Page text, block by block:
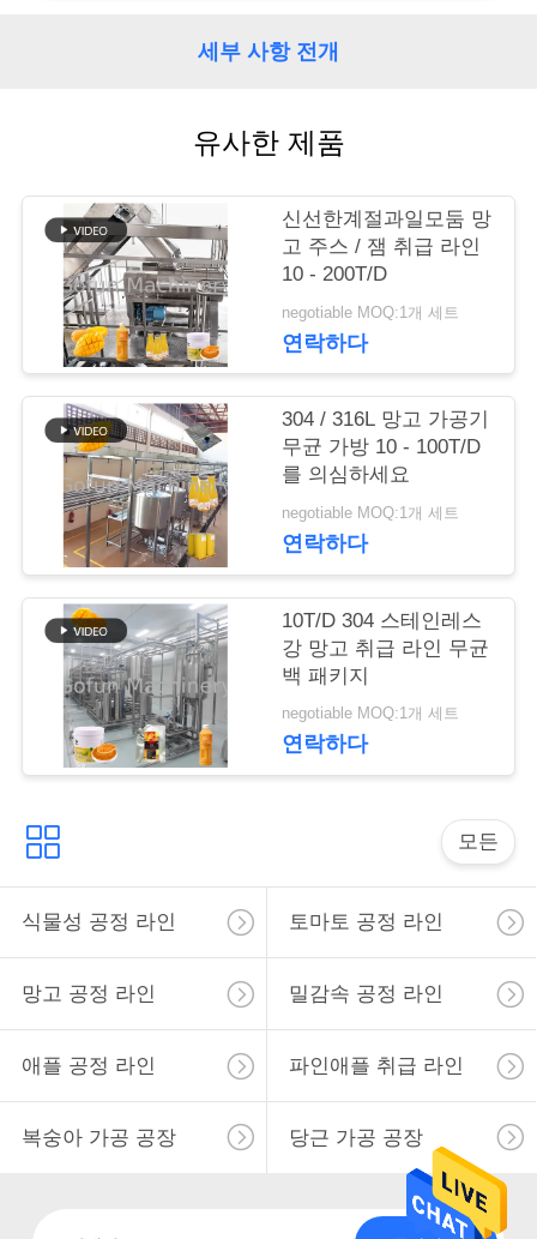
행
관
락
주
스
경
인
용
문
세부 사항 전개
유사한 제품
신선한계절과일모둠 망
고 주스 / 잼 취급 라인
10 - 200T/D
negotiable MOQ:1개 세트
연락하다
304 / 316L 망고 가공기
무균 가방 10 - 100T/D
를 의심하세요
negotiable MOQ:1개 세트
연락하다
10T/D 304 스테인레스
강 망고 취급 라인 무균
백 패키지
negotiable MOQ:1개 세트
연락하다
모든
식물성 공정 라인 토마토 공정 라인
망고 공정 라인 밀감속 공정 라인
애플 공정 라인 파인애플 취급 라인
복숭아 가공 공장 당근 가공 공장